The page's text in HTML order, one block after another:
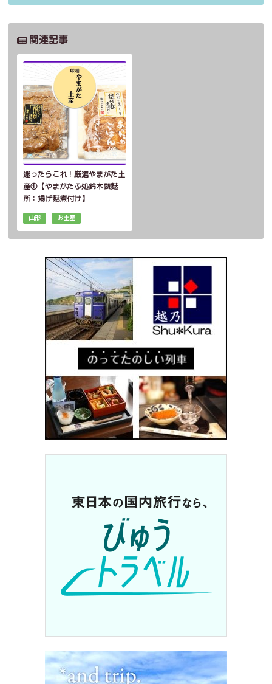
関連記事
迷ったらこれ！厳選やまがた土
産①【やまがたふ処鈴木製麩
所：揚げ麩煮付け】
山形 お土産